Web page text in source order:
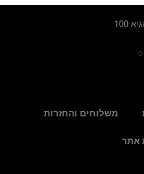
100
משלוחים והחזרות
אתר